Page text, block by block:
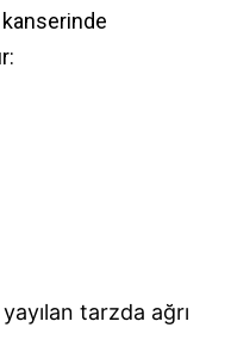
kanserinde
tarzda ağrı